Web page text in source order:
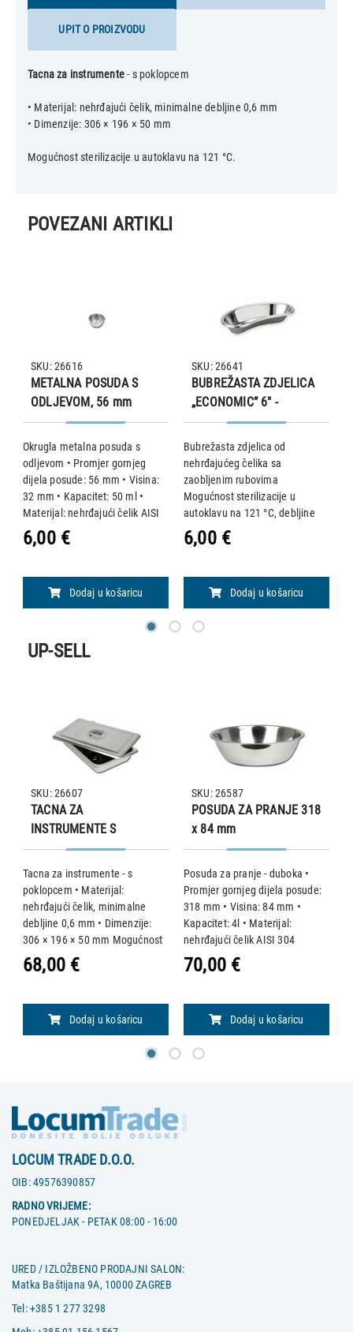
UPIT O PROIZVODU
Tacna za instrumente- s poklopcem
• Materijal: nehrđajući čelik, minimalne debljine 0,6 mm
• Dimenzije: 306 × 196 × 50 mm
Mogućnost sterilizacije u autoklavu na 121 °C.
POVEZANI ARTIKLI
METALNA POSUDA S
ODLJEVOM, 56 mm
Okrugla metalna posuda s
odljevom • Promjer gornjeg
dijela posude: 56 mm • Visina:
32 mm • Kapacitet: 50 ml •
Materijal: nehrđajući čelik AISI
304 Mogućnost sterilizacije u
autoklavu na 121 °C.
SKU: 26616
6,00 €
Dodaj u košaricu
BUBREŽASTA ZDJELICA
„ECONOMIC” 6" -
162x77x31 mm
Bubrežasta zdjelica od
nehrđajućeg čelika sa
zaobljenim rubovima
Mogućnost sterilizacije u
autoklavu na 121 °C, debljine
0,5 mm. • Dimenzije: 162 x 77 x
31 mm • Kapacitet: 190 ml
SKU: 26641
6,00 €
Dodaj u košaricu
UP-SELL
TACNA ZA
INSTRUMENTE S
POKLOPCEM –
306×196×50 mm
Tacna za instrumente - s
poklopcem • Materijal:
nehrđajući čelik, minimalne
debljine 0,6 mm • Dimenzije:
306 × 196 × 50 mm Mogućnost
sterilizacije u autoklavu na 121
°C.
SKU: 26607
68,00 €
Dodaj u košaricu
POSUDA ZA PRANJE 318
x 84 mm
Posuda za pranje - duboka •
Promjer gornjeg dijela posude:
318 mm • Visina: 84 mm •
Kapacitet: 4l • Materijal:
nehrđajući čelik AISI 304
Mogućnost sterilizacije u
autoklavu na 121 ° C.
SKU: 26587
70,00 €
Dodaj u košaricu
LOCUM TRADE D.O.O.
OIB:49576390857
RADNO VRIJEME:
PONEDJELJAK - PETAK 08:00 - 16:00
URED / IZLOŽBENO PRODAJNI SALON:
Matka Baštijana 9A, 10000 ZAGREB
Tel:+385 1 277 3298